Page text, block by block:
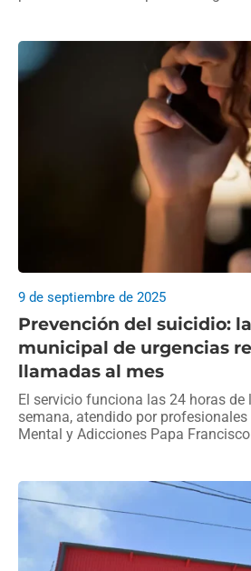
Prevención del suicidio:
municipal de urgencias
llamadas al mes
9 de septiembre de 2025
El servicio funciona las 24 horas de
semana, atendido por
Mental y Adicciones Papa